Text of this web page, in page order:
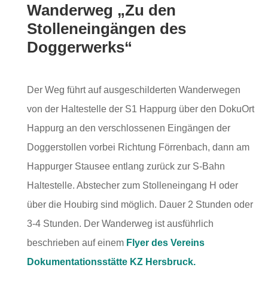
Wanderweg „Zu den
Stolleneingängen des
Doggerwerks“
Der Weg führt auf ausgeschilderten Wanderwegen
von der Haltestelle der S1 Happurg über den DokuOrt
Happurg an den verschlossenen Eingängen der
Doggerstollen vorbei Richtung Förrenbach, dann am
Happurger Stausee entlang zurück zur S-Bahn
Haltestelle. Abstecher zum Stolleneingang H oder
über die Houbirg sind möglich. Dauer 2 Stunden oder
3-4 Stunden. Der Wanderweg ist ausführlich
beschrieben auf einem Flyer des Vereins
Dokumentationsstätte KZ Hersbruck.